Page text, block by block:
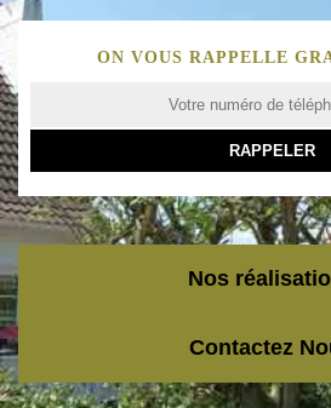
ON VOUS RAPPELLE
Nos
Contactez